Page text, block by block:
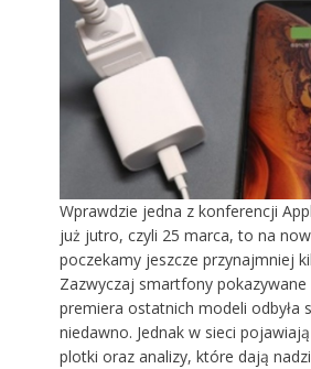
Wprawdzie jedna z konferencji
już jutro, czyli 25 marca, to na
poczekamy jeszcze przynajmniej
Zazwyczaj smartfony pokazywane
premiera ostatnich modeli odbyła
niedawno. Jednak w sieci
plotki oraz analizy, które dają